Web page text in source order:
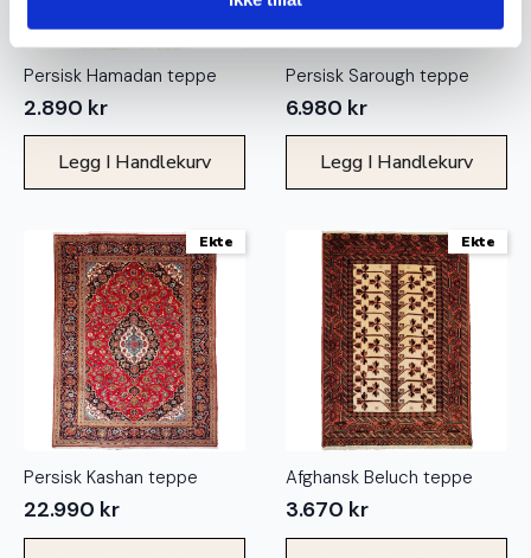
Persisk Hamadan teppe
2.890 kr
Legg I Handlekurv
Persisk Sarough teppe
6.980 kr
Legg I Handlekurv
Ekte
Persisk Kashan teppe
22.990 kr
Ekte
Afghansk Beluch teppe
3.670 kr